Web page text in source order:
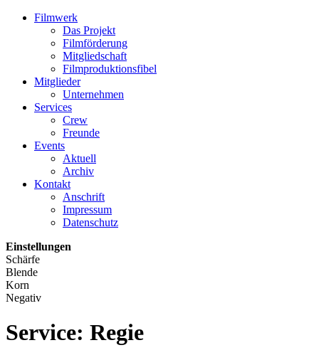
Filmwerk
Das Projekt
Filmförderung
Mitgliedschaft
Filmproduktionsfibel
Mitglieder
Unternehmen
Services
Crew
Freunde
Events
Aktuell
Archiv
Kontakt
Anschrift
Impressum
Datenschutz
Einstellungen
Schärfe
Blende
Korn
Negativ
Service: Regie